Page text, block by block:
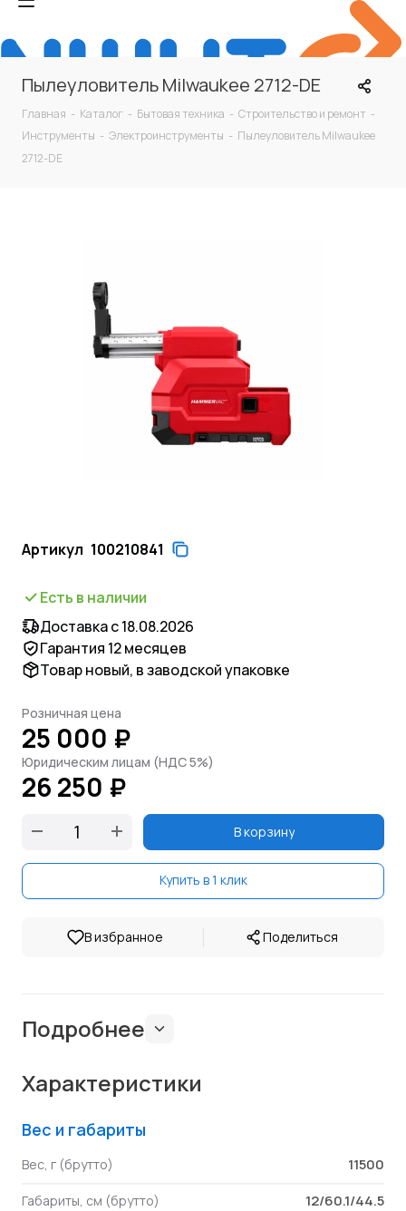
Пылеуловитель Milwaukee 2712-DE
Главная - Каталог - Бытовая техника - Строительство и ремонт -
Инструменты - Электроинструменты - Пылеуловитель Milwaukee
2712-DE
Артикул 100210841
Есть в наличии
Доставка с 18.08.2026
Гарантия 12 месяцев
Товар новый, в заводской упаковке
Розничная цена
25 000 ₽
Юридическим лицам (НДС 5%)
26 250 ₽
В корзину
Купить в 1 клик
В избранное | Поделиться
Подробнее
Характеристики
Вес и габариты
Вес, г (брутто) 11500
Габариты, см (брутто) 12/60.1/44.5